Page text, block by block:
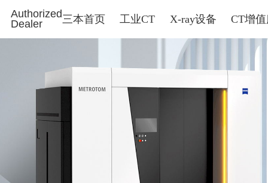
Authorized
Dealer
三本首页 工业CT X-ray设备 CT增